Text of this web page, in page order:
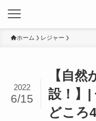
ホーム レジャー
【自
設！】|
どころ
2022
6/15